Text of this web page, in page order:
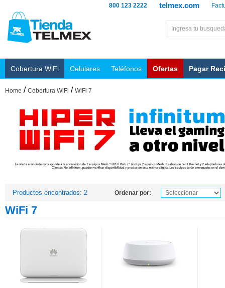
telmex.com
800 123 2222
Cobertura WiFi Celulares Teléfonos Ofertas Pagar
Home / Cobertura WiFi / WiFi 7
Productos encontrados: 2 Ordenar por:
WiFi 7